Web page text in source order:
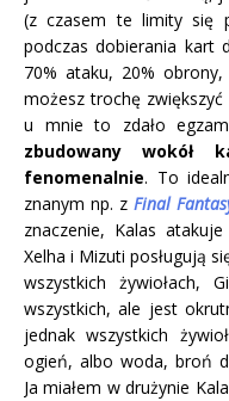
(z czasem te limity się
podczas dobierania kart
70% ataku, 20%
możesz trochę
u mnie to zdało
zbudowany
fenomenalnie. To
znanym np. zFinal
znaczenie, Kalas
Xelha i Mizuti posługują
wszystkich żywiołach,
wszystkich, ale jest
jednak wszystkich
ogień, albo woda, broń
Ja miałem w drużynie